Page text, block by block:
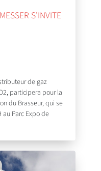
S’INVITE
de gaz
participera pour la
du Brasseur, qui se
Parc Expo de